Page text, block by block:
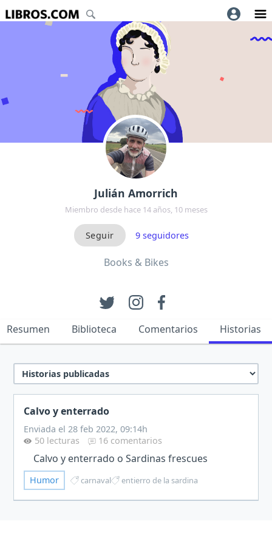
Julián Amorrich
Miembro desde hace 14 años, 10 meses
9seguidores
Books & Bikes
Resumen Biblioteca Comentarios Historias
Calvo y enterrado
Enviada el 28 feb 2022, 09:14h
50 lecturas
16 comentarios
Calvo y enterrado o Sardinas frescues
Humor carnaval entierro de la sardina